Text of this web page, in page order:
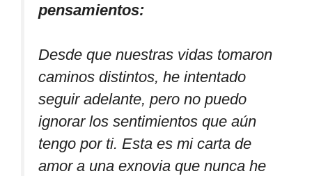
pensamientos:
Desde que nuestras vidas tomaron
caminos distintos, he intentado
seguir adelante, pero no puedo
ignorar los sentimientos que aún
tengo por ti. Esta es mi carta de
amor a una exnovia que nunca he